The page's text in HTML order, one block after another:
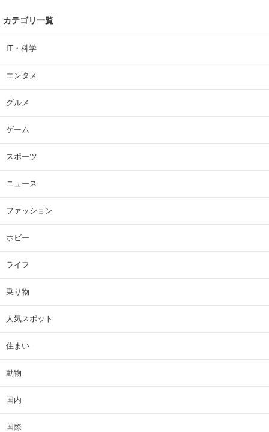
カテゴリ一覧
IT・科学
エンタメ
グルメ
ゲーム
スポーツ
ニュース
ファッション
ホビー
ライフ
乗り物
人気スポット
住まい
動物
国内
国際